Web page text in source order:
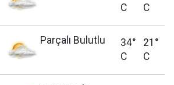
C
C
Parçalı Bulutlu
34°
C
21°
C